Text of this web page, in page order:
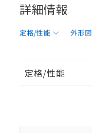
詳細情報
定格/性能 外形図
定格/性能